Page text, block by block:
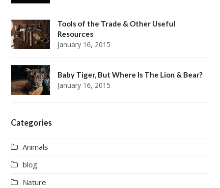
Tools of the Trade & Other Useful
Resources
January 16, 2015
Baby Tiger, But Where Is The Lion & Bear?
January 16, 2015
Categories
Animals
blog
Nature